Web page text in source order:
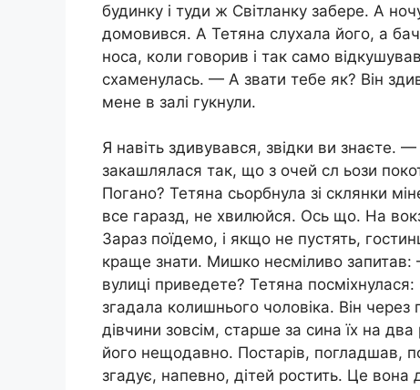
будинку і туди ж Світланку забере. А
домовився. А Тетяна слухала його, а
носа, коли говорив і так само
схаменулась. — А звати тебе як? Він
мене в залі гукнули.
Я навіть здивувався, звідки ви знаєте.
закашлялася так, що з очей сл ьози
Погано? Тетяна сьорбнула зі склянки
все гаразд, не хвилюйся. Ось що. На
Зараз поїдемо, і якщо не пустять,
краще знати. Мишко несміливо
вулиці приведете? Тетяна
згадала колишнього чоловіка. Він через
дівчини зовсім, старше за сина їх на
його нещодавно. Постарів, погладшав,
згадує, напевно, дітей ростить. Це вона